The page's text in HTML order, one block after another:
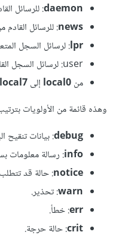
daemon: للرسائل
news: للرسائل القادم
lpr: لرسائل السجل
user: لرسائل السجل القادمة من برامج المستخدم.
منlocal0 إلىlocal7
وهذه قائمة من الأولويات
debug: بيانات تنقيح
info: رسالة معلومات
notice: حالة قد
warn: تحذير.
err: خطأ.
crit: حالة حرجة.